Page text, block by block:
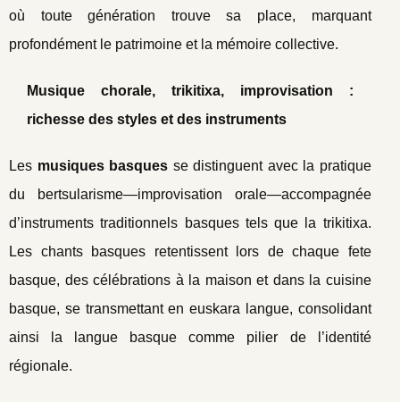
où toute génération trouve sa place, marquant
profondément le patrimoine et la mémoire collective.
Musique chorale, trikitixa, improvisation :
richesse des styles et des instruments
Les musiques basques se distinguent avec la pratique
du bertsularisme—improvisation orale—accompagnée
d’instruments traditionnels basques tels que la trikitixa.
Les chants basques retentissent lors de chaque fete
basque, des célébrations à la maison et dans la cuisine
basque, se transmettant en euskara langue, consolidant
ainsi la langue basque comme pilier de l’identité
régionale.